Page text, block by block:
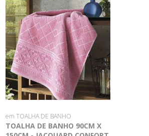
em TOALHA DE BANHO
TOALHA DE BANHO 90CM X